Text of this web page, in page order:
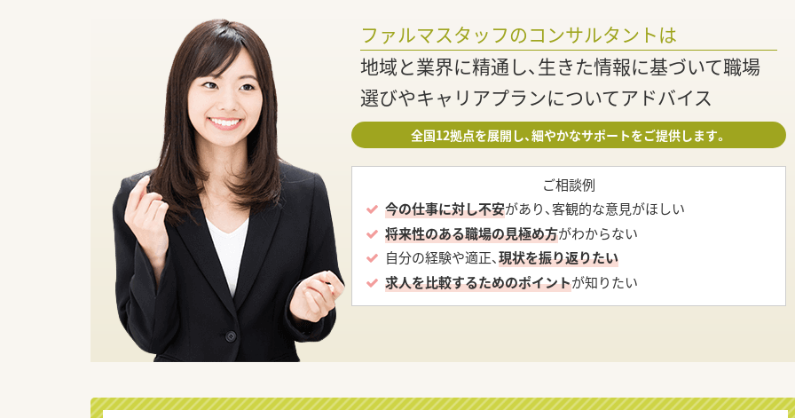
ファルマスタッフのコンサルタントは
地域と業界に精通し、生きた情報に基づいて職場
選びやキャリアプランについてアドバイス
全国12拠点を展開し、細やかなサポートをご提供します。
ご相談例
今の仕事に対し不安があり、客観的な意見がほしい
将来性のある職場の見極め方がわからない
自分の経験や適正、現状を振り返りたい
求人を比較するためのポイントが知りたい